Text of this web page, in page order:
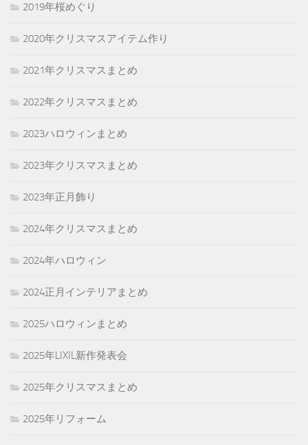
2019年桜めぐり
2020年クリスマスアイテム作り
2021年クリスマスまとめ
2022年クリスマスまとめ
2023ハロウィンまとめ
2023年クリスマスまとめ
2023年正月飾り
2024年クリスマスまとめ
2024年ハロウィン
2024正月インテリアまとめ
2025ハロウィンまとめ
2025年LIXIL新作発表会
2025年クリスマスまとめ
2025年リフォーム